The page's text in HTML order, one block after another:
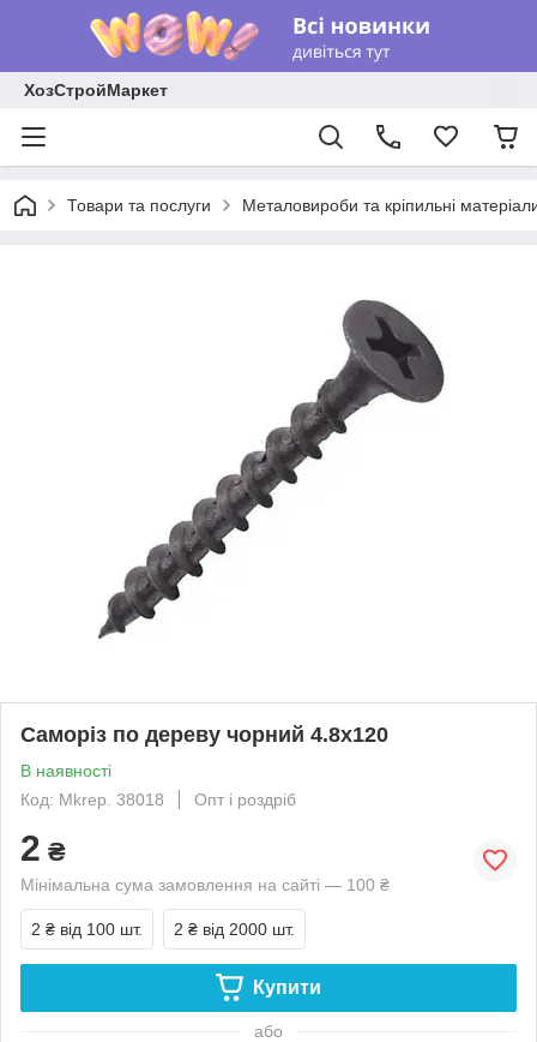
ХозСтройМаркет
Товари та послуги Металовироби та кріпильні
Саморіз по дереву чорний 4.8х120
В наявності
Код: Mkrep. 38018
Опт і роздріб
2 ₴
Мінімальна сума замовлення на сайті — 100 ₴
2 ₴ від 100 шт. 2 ₴ від 2000 шт.
Купити
або